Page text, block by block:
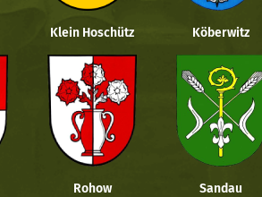
Klein Hoschütz Köberwitz
Rohow Sandau